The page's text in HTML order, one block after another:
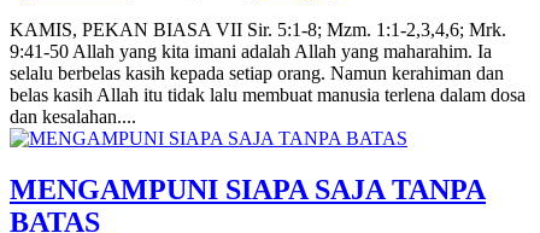
KAMIS, PEKAN BIASA VII Sir. 5:1-8; Mzm. 1:1-2,3,4,6; Mrk.
9:41-50 Allah yang kita imani adalah Allah yang maharahim. Ia
selalu berbelas kasih kepada setiap orang. Namun kerahiman dan
belas kasih Allah itu tidak lalu membuat manusia terlena dalam dosa
dan kesalahan....
MENGAMPUNI SIAPA SAJA TANPA
BATAS